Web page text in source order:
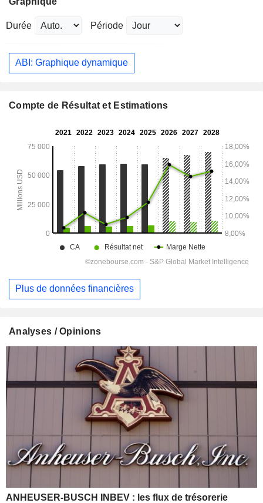
Durée Période
ABI: Graphique dynamique
Compte de Résultat et Estimations
Plus de données financières
Analyses / Opinions
ANHEUSER-BUSCH INBEV : les flux de trésorerie